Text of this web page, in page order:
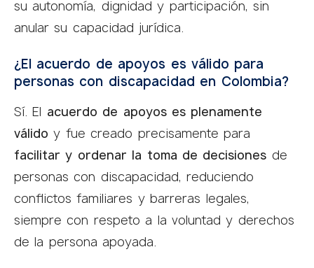
su autonomía, dignidad y participación, sin
anular su capacidad jurídica.
¿El acuerdo de apoyos es válido para
personas con discapacidad en Colombia?
Sí. El acuerdo de apoyos es plenamente
válido y fue creado precisamente para
facilitar y ordenar la toma de decisiones de
personas con discapacidad, reduciendo
conflictos familiares y barreras legales,
siempre con respeto a la voluntad y derechos
de la persona apoyada.